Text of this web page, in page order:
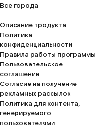
Все города
Описание продукта
Политика
конфиденциальности
Правила работы программы
Пользовательское
соглашение
Согласие на получение
рекламных рассылок
Политика для контента,
генерируемого
пользователями